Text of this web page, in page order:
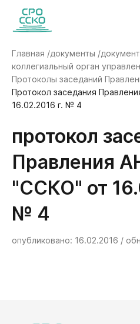
Главная /документы /
коллегиальный орган
Протоколы заседаний
Протокол заседания
16.02.2016 г. № 4
Протокол заседания
Правления
"ССКО" от
№ 4
опубликовано: 16.02.2016 /